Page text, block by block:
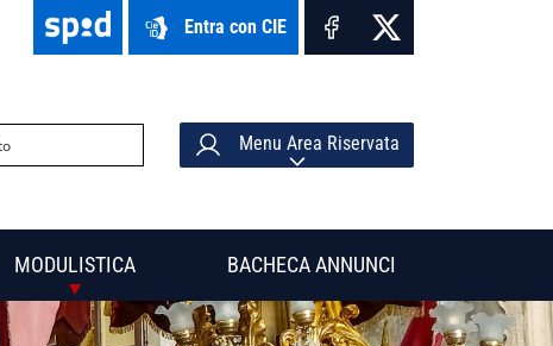
Entra con CIE
Menu Area Riservata
MODULISTICA BACHECA ANNUNCI